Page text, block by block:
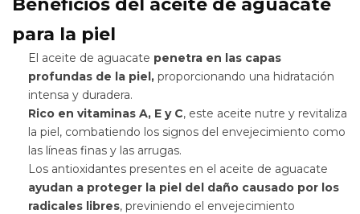
para la piel
El aceite de aguacate penetra en las capas
profundas de la piel, proporcionando una hidratación
intensa y duradera.
Rico en vitaminas A, E y C, este aceite nutre y revitaliza
la piel, combatiendo los signos del envejecimiento como
las líneas finas y las arrugas.
Los antioxidantes presentes en el aceite de aguacate
ayudan a proteger la piel del daño causado por los
radicales libres, previniendo el envejecimiento